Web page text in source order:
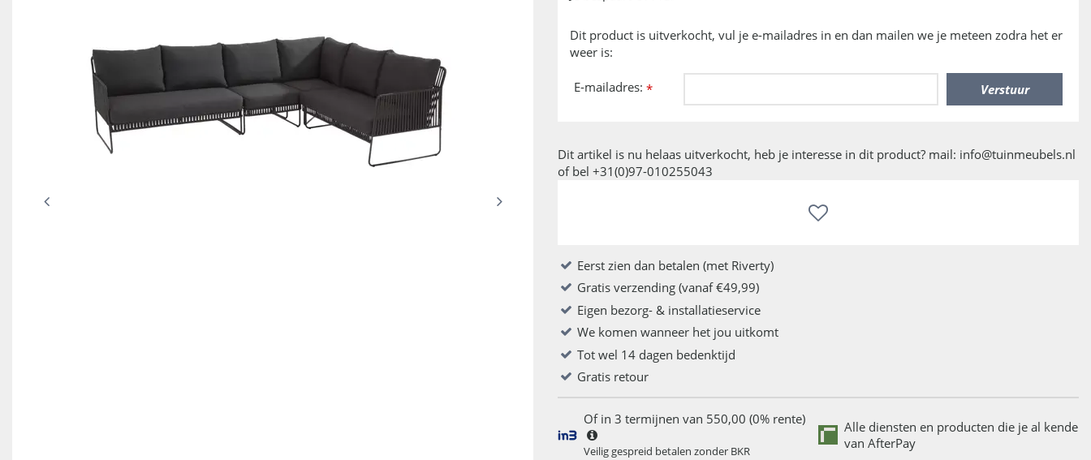
Dit product is uitverkocht, vul je e-mailadres in en dan mailen we je meteen zodra het er
weer is:
E-mailadres: *
Dit artikel is nu helaas uitverkocht, heb je interesse in dit product? mail: info@tuinmeubels.nl
of bel +31(0)97-010255043
Eerst zien dan betalen (met Riverty)
Gratis verzending (vanaf €49,99)
Eigen bezorg- & installatieservice
We komen wanneer het jou uitkomt
Tot wel 14 dagen bedenktijd
Gratis retour
Of in 3 termijnen van 550,00 (0% rente)
Veilig gespreid betalen zonder BKR
Alle diensten en producten die je al kende
van AfterPay